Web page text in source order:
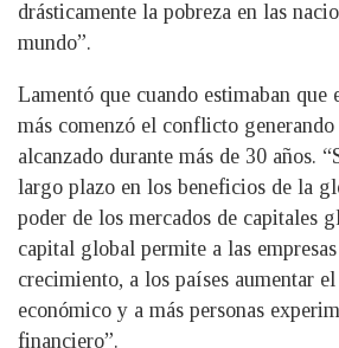
drásticamente la pobreza en las
mundo”.
Lamentó que cuando estimaban que
más comenzó el conflicto
alcanzado durante más de 30 años.
largo plazo en los beneficios de la
poder de los mercados de capitales
capital global permite a las
crecimiento, a los países aumentar
económico y a más personas
financiero”.